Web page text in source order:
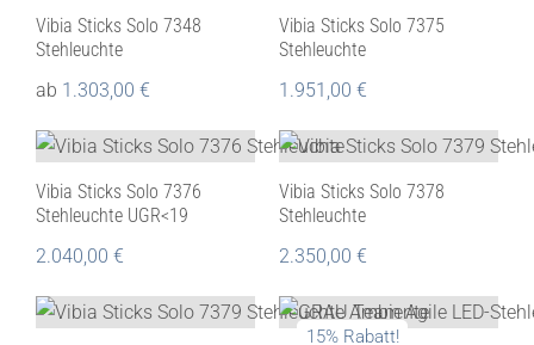
Vibia Sticks Solo 7348
Stehleuchte
ab 1.303,00 €
Vibia Sticks Solo 7375
Stehleuchte
1.951,00 €
Vibia Sticks Solo 7376
Stehleuchte UGR<19
2.040,00 €
Vibia Sticks Solo 7378
Stehleuchte
2.350,00 €
15% Rabatt!